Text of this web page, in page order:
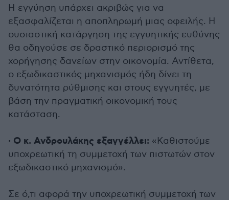
Η εγγύηση υπάρχει ακριβώς για να
εξασφαλίζεται η αποπληρωμή μιας οφειλής. Η
ουσιαστική κατάργηση της εγγυητικής ευθύνης
θα οδηγούσε σε δραστικό περιορισμό της
χορήγησης δανείων στην οικονομία. Αντίθετα,
ο εξωδικαστικός μηχανισμός ήδη δίνει τη
δυνατότητα ρύθμισης και στους εγγυητές, με
βάση την πραγματική οικονομική τους
κατάσταση.
· Ο κ. Ανδρουλάκης εξαγγέλλει: «Καθιστούμε
υποχρεωτική τη συμμετοχή των πιστωτών στον
εξωδικαστικό μηχανισμό».
Σε ό,τι αφορά την υποχρεωτική συμμετοχή των